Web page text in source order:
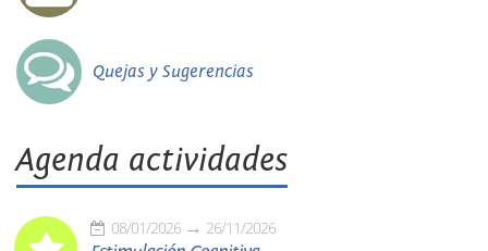
Quejas y Sugerencias
Agenda actividades
08/01/2026 26/11/2026